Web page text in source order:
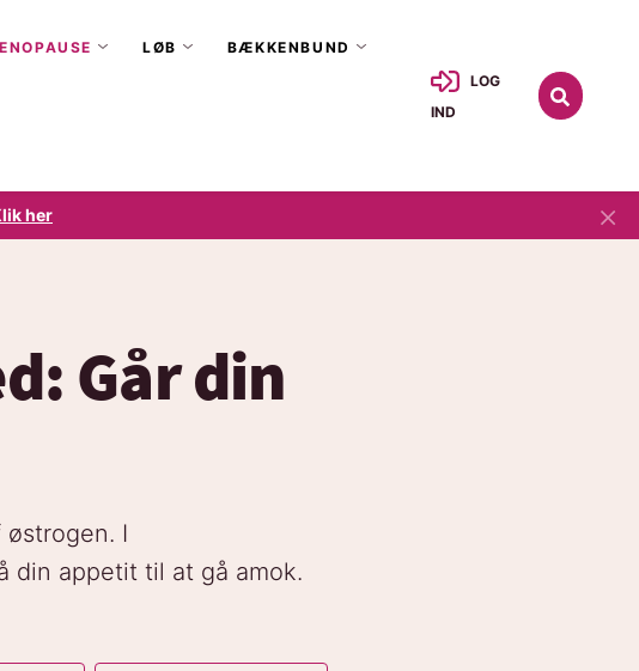
LOG
IND
LØB BÆKKENBUND
her ×
Går din
I
din appetit til at gå amok.